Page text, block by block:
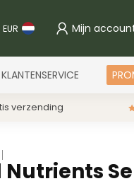
EUR Mijn
KLANTENSERVICE
verzending